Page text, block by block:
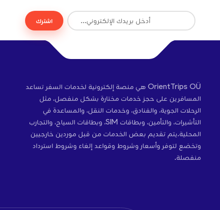
اشترك
OrientTrips OÜ هي منصة إلكترونية لخدمات السفر تساعد
المسافرين على حجز خدمات مختارة بشكل منفصل، مثل
الرحلات الجوية، والفنادق، وخدمات النقل، والمساعدة في
التأشيرات، والتأمين، وبطاقات SIM، وبطاقات السياح، والتجارب
المحلية.يتم تقديم بعض الخدمات من قبل موردين خارجيين
وتخضع لتوفر وأسعار وشروط وقواعد إلغاء وشروط استرداد
منفصلة.